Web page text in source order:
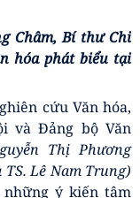
Châm, Bí thư Chi
hóa phát biểu tại
cứu Văn hóa,
và Đảng bộ Văn
Thị Phương
TS. Lê Nam Trung)
ý kiến tâm